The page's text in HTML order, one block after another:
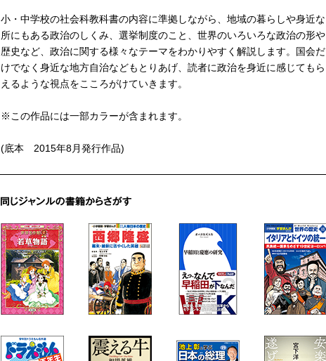
小・中学校の社会科教科書の内容に準拠しながら、地域の暮らしや身近な
所にもある政治のしくみ、選挙制度のこと、世界のいろいろな政治の形や
歴史など、政治に関する様々なテーマをわかりやすく解説します。国会だ
けでなく身近な地方自治などもとりあげ、読者に政治を身近に感じてもら
えるような視点をこころがけていきます。
※この作品には一部カラーが含まれます。
(底本 2015年8月発行作品)